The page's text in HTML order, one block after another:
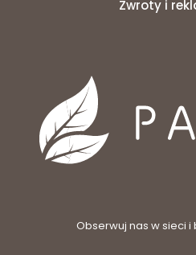
Zwroty i
Obserwuj nas w sieci